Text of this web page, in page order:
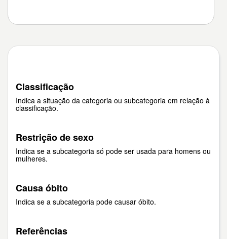
Classificação
Indica a situação da categoria ou subcategoria em relação à
classificação.
Restrição de sexo
Indica se a subcategoria só pode ser usada para homens ou
mulheres.
Causa óbito
Indica se a subcategoria pode causar óbito.
Referências